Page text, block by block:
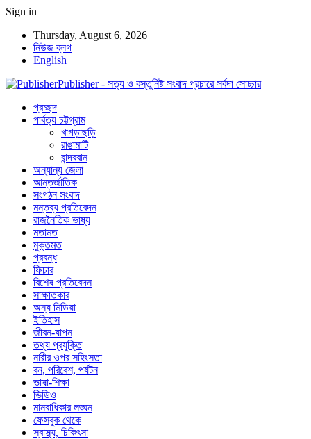
Sign in
Thursday, August 6, 2026
নিউজ ব্লগ
English
Publisher - সত্য ও বস্তুনিষ্ট সংবাদ প্রচারে সর্বদা সোচ্চার
প্রচ্ছদ
পার্বত্য চট্টগ্রাম
খাগড়াছড়ি
রাঙামাটি
বান্দরবান
অন্যান্য জেলা
আন্তর্জাতিক
সংগঠন সংবাদ
মন্তব্য প্রতিবেদন
রাজনৈতিক ভাষ্য
মতামত
মুক্তমত
প্রবন্ধ
ফিচার
বিশেষ প্রতিবেদন
সাক্ষাতকার
অন্য মিডিয়া
ইতিহাস
জীবন-যাপন
তথ্য প্রযুক্তি
নারীর ওপর সহিংসতা
বন, পরিবেশ, পর্যটন
ভাষা-শিক্ষা
ভিডিও
মানবাধিকার লঙ্ঘন
ফেসবুক থেকে
স্বাস্থ্য, চিকিৎসা